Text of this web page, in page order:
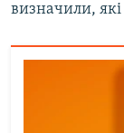
визначили, які